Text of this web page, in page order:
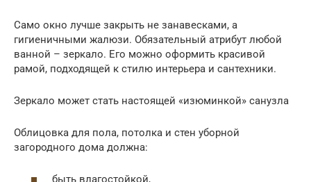
Само окно лучше закрыть не занавесками, а
гигиеничными жалюзи. Обязательный атрибут любой
ванной – зеркало. Его можно оформить красивой
рамой, подходящей к стилю интерьера и сантехники.
Зеркало может стать настоящей «изюминкой» санузла
Облицовка для пола, потолка и стен уборной
загородного дома должна:
быть влагостойкой,